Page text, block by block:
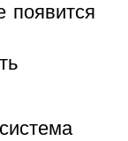
появится